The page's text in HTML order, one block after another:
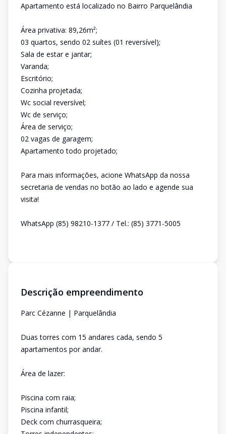
Apartamento está localizado no Bairro Parquelândia
Área privativa: 89,26m²;
03 quartos, sendo 02 suítes (01 reversível);
Sala de estar e jantar;
Varanda;
Escritório;
Cozinha projetada;
Wc social reversível;
Wc de serviço;
Área de serviço;
02 vagas de garagem;
Apartamento todo projetado;
Para mais informações, acione WhatsApp da nossa
secretaria de vendas no botão ao lado e agende sua
visita!
WhatsApp (85) 98210-1377 / Tel.: (85) 3771-5005
Descrição empreendimento
Parc Cézanne | Parquelândia
Duas torres com 15 andares cada, sendo 5
apartamentos por andar.
Área de lazer:
Piscina com raia;
Piscina infantil;
Deck com churrasqueira;